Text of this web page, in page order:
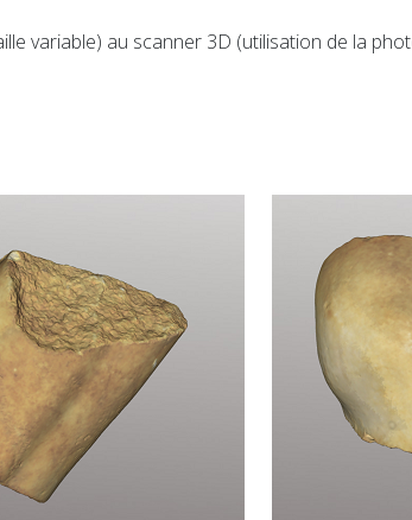
variable) au scanner 3D (utilisation de la